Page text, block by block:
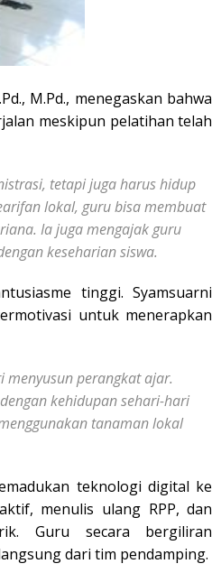
M.Pd., menegaskan bahwa
meskipun pelatihan telah
tetapi juga harus hidup
lokal, guru bisa membuat
Ia juga mengajak guru
keseharian siswa.
tinggi. Syamsuarni
untuk menerapkan
menyusun perangkat ajar.
kehidupan sehari-hari
tanaman lokal
teknologi digital ke
menulis ulang RPP, dan
Guru secara bergiliran
dari tim pendamping.